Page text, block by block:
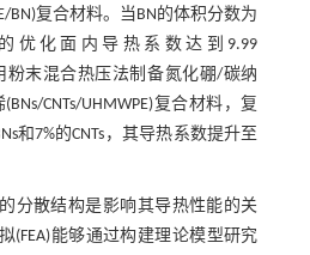
BN)复合材料。当BN的体积分数为
优化面内导热系数达到9.99
粉末混合热压法制备氮化硼/碳纳
CNTs/UHMWPE)复合材料，复
和7%的CNTs，其导热系数提升至
分散结构是影响其导热性能的关
(FEA)能够通过构建理论模型研究